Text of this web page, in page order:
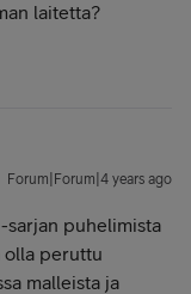
laitetta?
Forum|Forum|4 years ago
sarjan puhelimista
olla peruttu
malleista ja